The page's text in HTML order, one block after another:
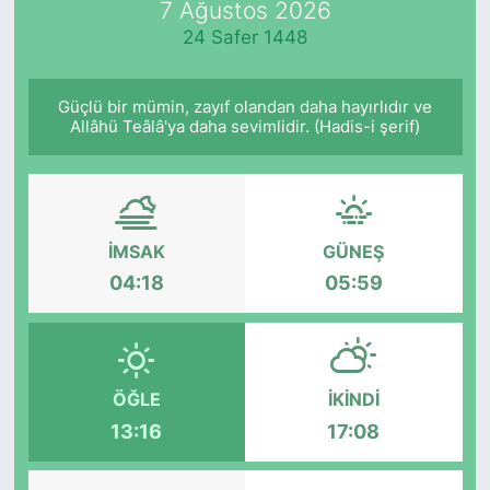
7 Ağustos 2026
24 Safer 1448
Güçlü bir mümin, zayıf olandan daha hayırlıdır ve
Allâhü Teâlâ'ya daha sevimlidir. (Hadis-i şerif)
İMSAK
04:18
GÜNEŞ
05:59
ÖĞLE
13:16
İKINDI
17:08
KÖŞE YAZILARI
KÖŞE YAZILARI (Arşiv)
KÜLTÜR SANAT
MAGAZİN
RÖPORTAJ
SAĞLIK
SARIYER HABERLERİ
SARIYER İMAR BARIŞI